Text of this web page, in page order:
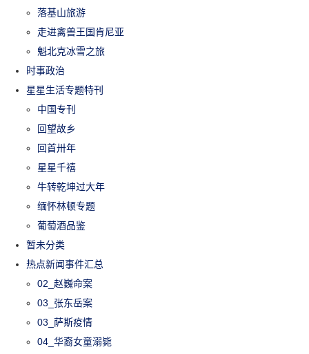
落基山旅游
走进禽兽王国肯尼亚
魁北克冰雪之旅
时事政治
星星生活专题特刊
中国专刊
回望故乡
回首卅年
星星千禧
牛转乾坤过大年
缅怀林顿专题
葡萄酒品鉴
暂未分类
热点新闻事件汇总
02_赵巍命案
03_张东岳案
03_萨斯疫情
04_华裔女童溺毙